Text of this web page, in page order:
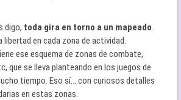
digo, toda gira en torno a un mapeado.
libertad en cada zona de actividad.
ese esquema de zonas de combate,
que se lleva planteando en los juegos de
tiempo. Eso sí… con curiosos detalles
en estas zonas.